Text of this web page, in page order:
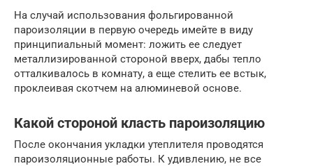
На случай использования фольгированной
пароизоляции в первую очередь имейте в виду
принципиальный момент: ложить ее следует
металлизированной стороной вверх, дабы тепло
отталкивалось в комнату, а еще стелить ее встык,
проклеивая скотчем на алюминевой основе.
Какой стороной класть пароизоляцию
После окончания укладки утеплителя проводятся
пароизоляционные работы. К удивлению, не все